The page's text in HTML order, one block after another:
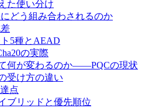
た使い分け
どう組み合わされるのか
5種とAEAD
の実際
何が変わるのか——PQCの現状
受け方の違い
点
ブリッドと優先順位